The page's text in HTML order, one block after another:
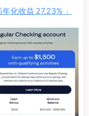
化收益 27.23% 」